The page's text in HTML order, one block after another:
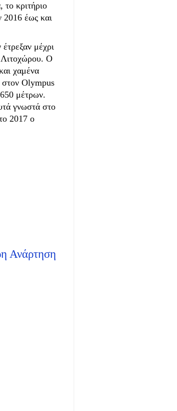
κριτήριο
2016 έως και
μέχρι
Λιτοχώρου. Ο
χαμένα
στον Olympus
μέτρων.
γνωστά στο
2017 ο
Ανάρτηση